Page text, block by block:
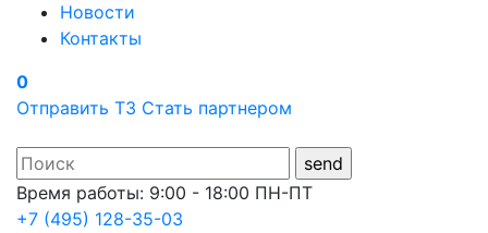
Новости
Контакты
0
Отправить ТЗ Стать партнером
Время работы: 9:00 - 18:00 ПН-ПТ
+7 (495) 128-35-03